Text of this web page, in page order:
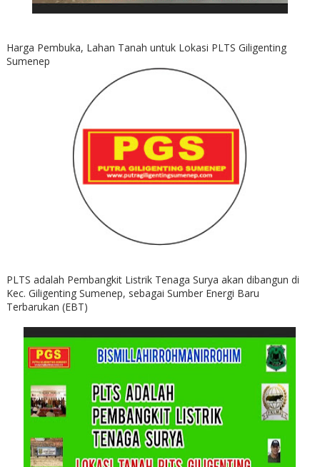
Harga Pembuka, Lahan Tanah untuk Lokasi PLTS Giligenting
Sumenep
PLTS adalah Pembangkit Listrik Tenaga Surya akan dibangun di
Kec. Giligenting Sumenep, sebagai Sumber Energi Baru
Terbarukan (EBT)